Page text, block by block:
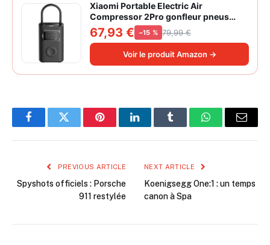
Xiaomi Portable Electric Air
Compressor 2Pro gonfleur pneus
voiture | ±1PSI Contrôle pression
pneus, 45s gonflage rapide, batterie
longue durée, avec éclairage, grand
cylindre à air 27 mm
67,93 € −15 % 79,99 €
Voir le produit Amazon →
FacebookTwitter PinterestLinkedInTumblr WhatsAppEmail
PREVIOUS ARTICLE
Spyshots officiels : Porsche
911 restylée
NEXT ARTICLE
Koenigsegg One:1 : un temps
canon à Spa